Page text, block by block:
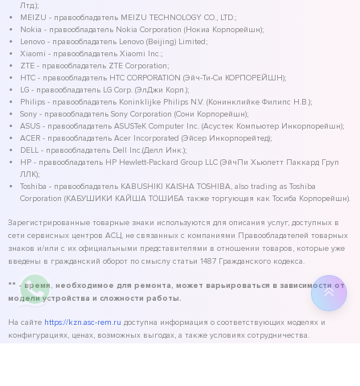
Лтд.);
MEIZU - правообладатель MEIZU TECHNOLOGY CO., LTD.;
Nokia - правообладатель Nokia Corporation (Нокиа Корпорейшн);
Lenovo - правообладатель Lenovo (Beijing) Limited;
Xiaomi - правообладатель Xiaomi Inc.;
ZTE - правообладатель ZTE Corporation;
HTC - правообладатель HTC CORPORATION (Эйч-Ти-Си КОРПОРЕЙШН);
LG - правообладатель LG Corp. (ЭлДжи Корп.);
Philips - правообладатель Koninklijke Philips N.V. (Конинклийке Филипс Н.В.);
Sony - правообладатель Sony Corporation (Сони Корпорейшн);
ASUS - правообладатель ASUSTeK Computer Inc. (Асустек Компьютер Инкорпорейшн);
ACER - правообладатель Acer Incorporated (Эйсер Инкорпорейтед);
DELL - правообладатель Dell Inc.(Делл Инк.);
HP - правообладатель HP Hewlett-Packard Group LLC (ЭйчПи Хьюлетт Паккард Груп
ЛЛК);
Toshiba - правообладатель KABUSHIKI KAISHA TOSHIBA, also trading as Toshiba
Corporation (КАБУШИКИ КАЙША ТОШИБА также торгующая как Тосиба Корпорейшн).
Зарегистрированные товарные знаки используются для описания услуг, доступных в
сети сервисных центров АСЦ, не связанных с компаниями Правообладателей товарных
знаков и/или с их официальными представителями в отношении товаров, которые уже
введены в гражданский оборот по смыслу статьи 1487 Гражданского кодекса.
** - время, необходимое для ремонта, может варьироваться в зависимости от
модели устройства и сложности работы.
На сайте https://kzn.asc-rem.ru доступна информация о соответствующих моделях и
конфигурациях, ценах, возможных выгодах, а также условиях сотрудничества.